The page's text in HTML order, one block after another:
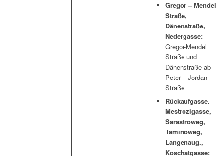
Gregor – Mendel
Straße,
Dänenstraße,
Nedergasse:
Gregor-Mendel
Straße und
Dänenstraße ab
Peter – Jordan
Straße
Rückaufgasse,
Mestrozigasse,
Sarastroweg,
Taminoweg,
Langenaug.,
Koschatgasse: